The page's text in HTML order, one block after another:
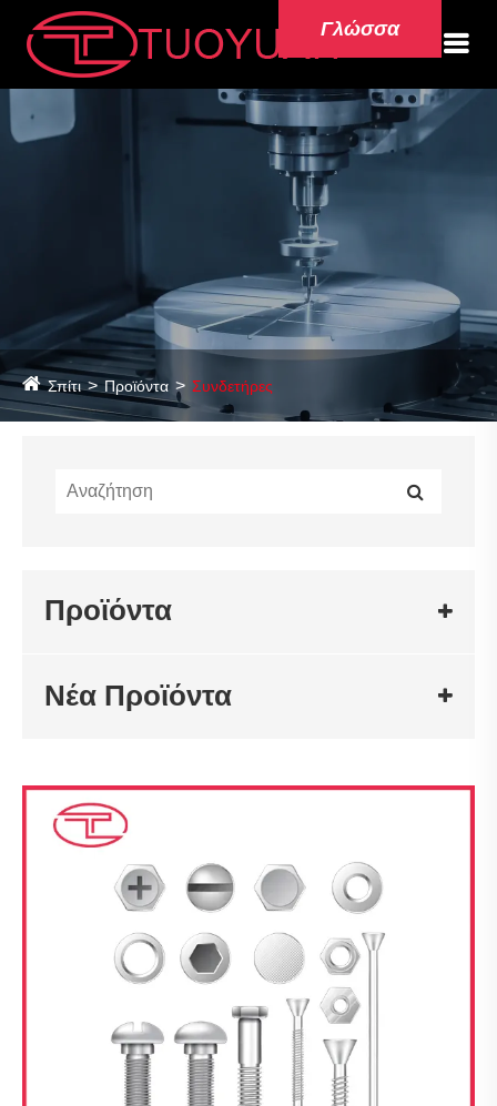
Γλώσσα
Σπίτι Προϊόντα Συνδετήρες
Προϊόντα
Νέα Προϊόντα